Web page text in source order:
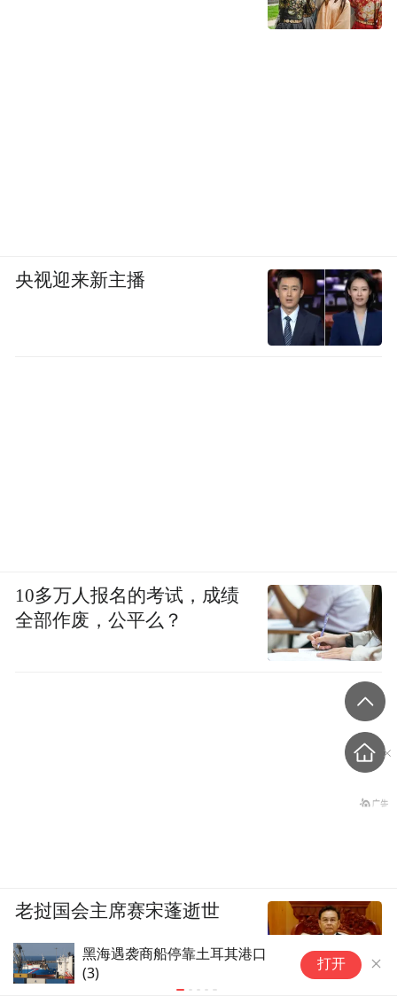
黑海遇袭商船停靠土耳其港口
(6)
打开
央视迎来新主播
10多万人报名的考试，成绩
全部作废，公平么？
老挝国会主席赛宋蓬逝世